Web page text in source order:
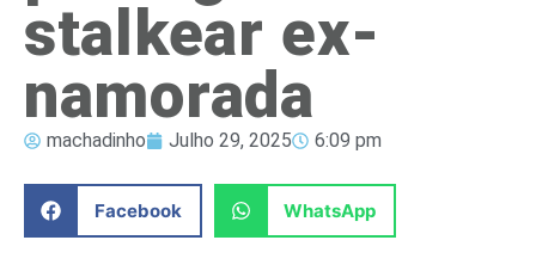
stalkear ex-
namorada
machadinho Julho 29, 2025 6:09 pm
Facebook WhatsApp